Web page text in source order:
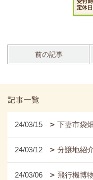
前の記事
記事一覧
24/03/15 下妻市袋
24/03/12 分譲地紹
24/03/06 飛行機博